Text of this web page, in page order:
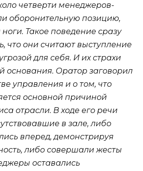
четверти менеджеров-
оборонительную позицию,
Такое поведение сразу
что они считают выступление
для себя. И их страхи
основания. Оратор заговорил
управления и о том, что
основной причиной
отрасли. В ходе его речи
в зале, либо
вперед, демонстрируя
либо совершали жесты
оставались